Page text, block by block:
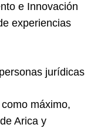
e Innovación
experiencias
personas jurídicas
máximo,
Arica y